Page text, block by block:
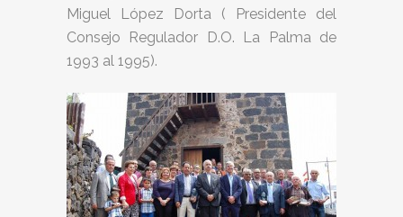
Miguel López Dorta ( Presidente del
Consejo Regulador D.O. La Palma de
1993 al 1995).